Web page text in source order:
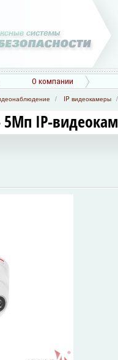
О компании
IP видеокамеры
5Мп IP-